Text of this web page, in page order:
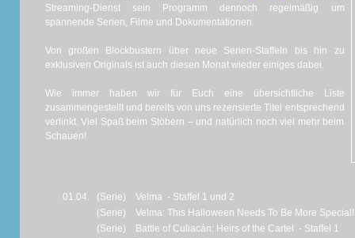
Streaming-Dienst sein Programm dennoch regelmäßig um
spannende Serien, Filme und Dokumentationen.
Von großen Blockbustern über neue Serien-Staffeln bis hin zu
exklusiven Originals ist auch diesen Monat wieder einiges dabei.
Wie immer haben wir für Euch eine übersichtliche Liste
zusammengestellt und bereits von uns rezensierte Titel entsprechend
verlinkt. Viel Spaß beim Stöbern – und natürlich noch viel mehr beim
Schauen!
01.04. (Serie)
Velma - Staffel 1 und 2
(Serie)
Velma: This Halloween Needs To Be More
(Serie)
Battle of Culiacán: Heirs of the Cartel - Staffel 1